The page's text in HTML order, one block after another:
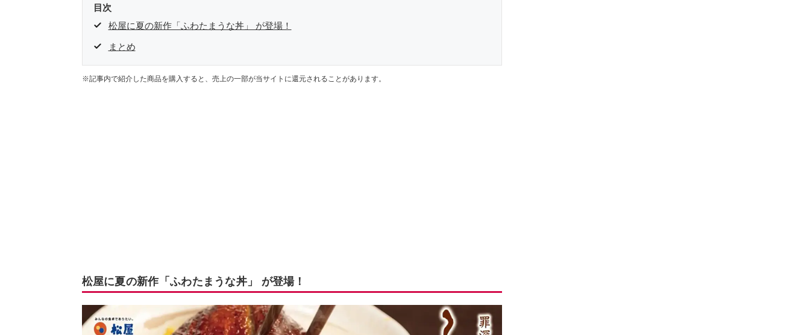
目次
松屋に夏の新作「ふわたまうな丼」 が登場！
まとめ
※記事内で紹介した商品を購入すると、売上の一部が当サイトに還元されることがあります。
松屋に夏の新作「ふわたまうな丼」 が登場！